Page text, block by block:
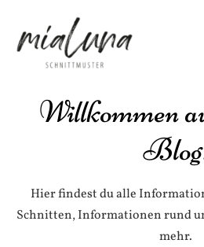
Willkommen
Hier findest du alle
Schnitten, Informationen rund
mehr.